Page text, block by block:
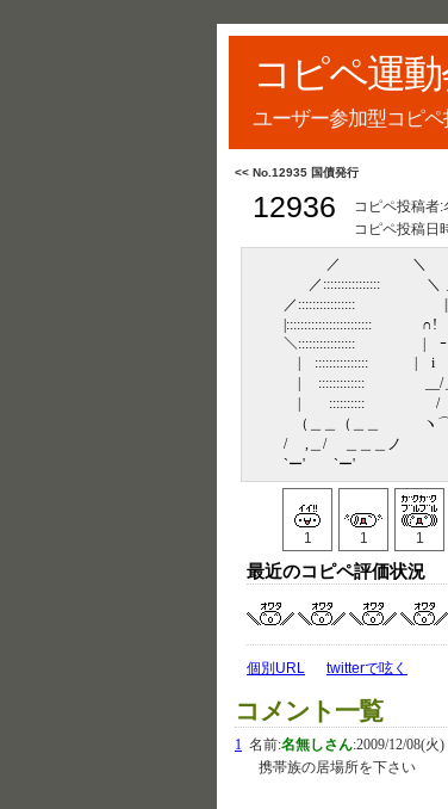
コピペ運
ユーザー参加型コピペ
<< No.12935 国債発行
12936
コピペ投稿者:
コピペ投稿日
／ ＼
／:::::::::::::::: ＼
／:::::::::::::::: || |
|::::::::::::::::::::::::
＼:::::::::::::::: | ｰ
| ::::::::::::::: | i ｊ ￣
| ::::::::::::: ゝ__/
| ::::::::::
（＿＿（＿＿ ヽ⌒⌒⌒
/ ,＿/ ＿＿＿
`ー' `
1 1 1
最近のコピペ評価状況
個別URL twitterで呟く
コメント一覧
1 名前:名無しさん:2009/12/08(火)
携帯族の居場所を下さい